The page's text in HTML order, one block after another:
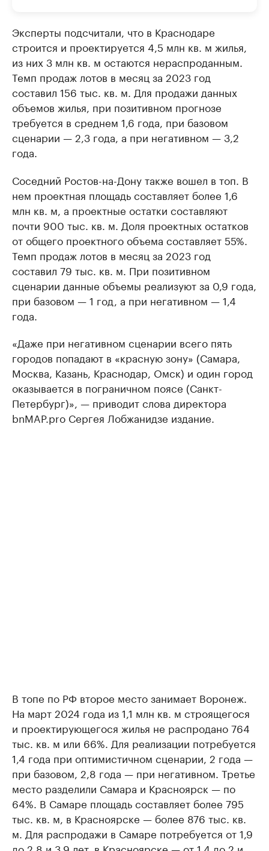
Эксперты подсчитали, что в Краснодаре
строится и проектируется 4,5 млн кв. м жилья,
из них 3 млн кв. м остаются нераспроданным.
Темп продаж лотов в месяц за 2023 год
составил 156 тыс. кв. м. Для продажи данных
объемов жилья, при позитивном прогнозе
требуется в среднем 1,6 года, при базовом
сценарии — 2,3 года, а при негативном — 3,2
года.
Соседний Ростов-на-Дону также вошел в топ. В
нем проектная площадь составляет более 1,6
млн кв. м, а проектные остатки составляют
почти 900 тыс. кв. м. Доля проектных остатков
от общего проектного объема составляет 55%.
Темп продаж лотов в месяц за 2023 год
составил 79 тыс. кв. м. При позитивном
сценарии данные объемы реализуют за 0,9 года,
при базовом — 1 год, а при негативном — 1,4
года.
«Даже при негативном сценарии всего пять
городов попадают в «красную зону» (Самара,
Москва, Казань, Краснодар, Омск) и один город
оказывается в пограничном поясе (Санкт-
Петербург)», — приводит слова директора
bnMAP.pro Сергея Лобжанидзе издание.
В топе по РФ второе место занимает Воронеж.
На март 2024 года из 1,1 млн кв. м строящегося
и проектирующегося жилья не распродано 764
тыс. кв. м или 66%. Для реализации потребуется
1,4 года при оптимистичном сценарии, 2 года —
при базовом, 2,8 года — при негативном. Третье
место разделили Самара и Красноярск — по
64%. В Самаре площадь составляет более 795
тыс. кв. м, в Красноярске — более 876 тыс. кв.
м. Для распродажи в Самаре потребуется от 1,9